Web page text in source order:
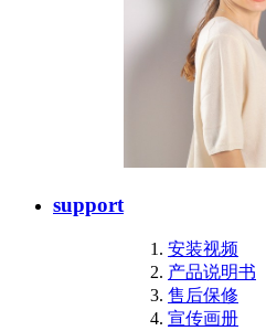
support
安装视频
产品说明书
售后保修
宣传画册